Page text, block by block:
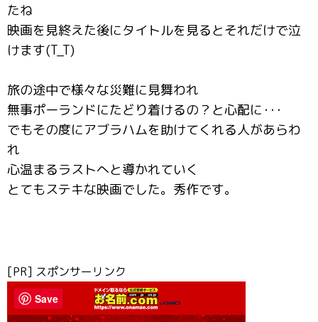
たね
映画を見終えた後にタイトルを見るとそれだけで泣
けます(T_T)
旅の途中で様々な災難に見舞われ
無事ポーランドにたどり着けるの？と心配に･･･
でもその度にアブラハムを助けてくれる人があらわ
れ
心温まるラストへと導かれていく
とてもステキな映画でした。秀作です。
[PR] スポンサーリンク
Save